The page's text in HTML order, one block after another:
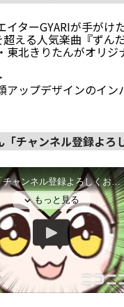
イターGYARIが手がけ
える人気楽曲『ずん
東北きりたんがオリジ
アップデザインのイン
「チャンネル登録よろ